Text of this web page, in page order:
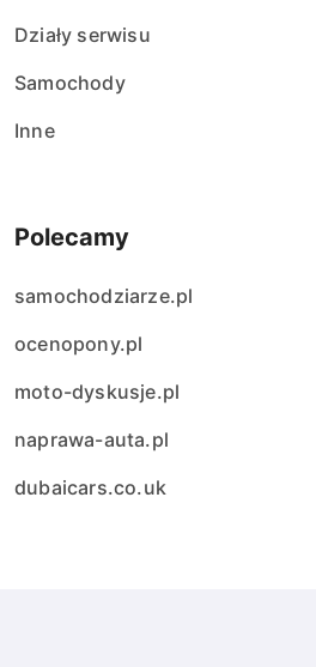
Działy serwisu
Samochody
Inne
Polecamy
samochodziarze.pl
ocenopony.pl
moto-dyskusje.pl
naprawa-auta.pl
dubaicars.co.uk